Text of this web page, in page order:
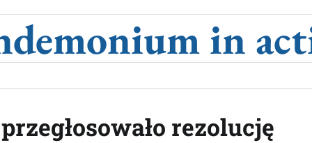
in
rezolucję